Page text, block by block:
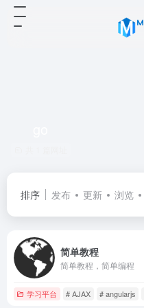
排序 发布 更新 浏览
简单教程
简单教程，简单编程
学习平台 # AJAX # angularjs